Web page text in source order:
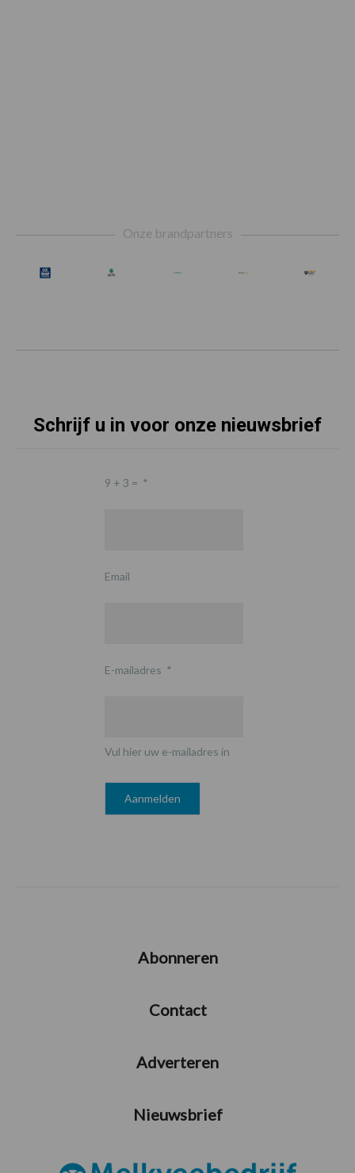
Onze brandpartners
Schrijf u in voor onze nieuwsbrief
9 + 3 = *
Email
E-mailadres *
Vul hier uw e-mailadres in
Abonneren
Contact
Adverteren
Nieuwsbrief